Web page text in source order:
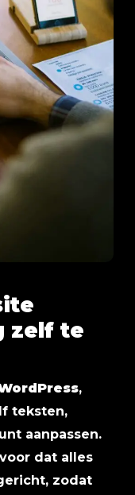
zelf te
,
teksten,
aanpassen.
dat alles
zodat